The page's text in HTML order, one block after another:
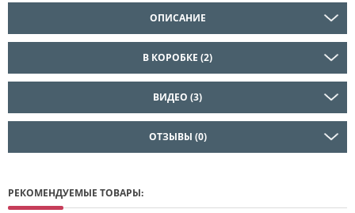
ОПИСАНИЕ
В КОРОБКЕ (2)
ВИДЕО (3)
ОТЗЫВЫ (0)
РЕКОМЕНДУЕМЫЕ ТОВАРЫ: